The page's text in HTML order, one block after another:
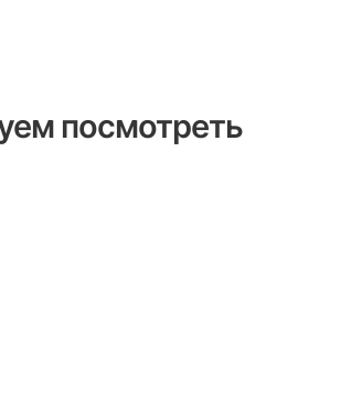
посмотреть